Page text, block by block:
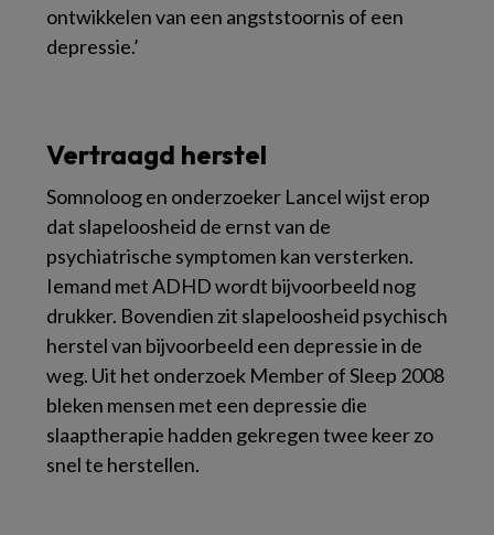
ontwikkelen van een angststoornis of een
depressie.’
Vertraagd herstel
Somnoloog en onderzoeker Lancel wijst erop
dat slapeloosheid de ernst van de
psychiatrische symptomen kan versterken.
Iemand met ADHD wordt bijvoorbeeld nog
drukker. Bovendien zit slapeloosheid psychisch
herstel van bijvoorbeeld een depressie in de
weg. Uit het onderzoek Member of Sleep 2008
bleken mensen met een depressie die
slaaptherapie hadden gekregen twee keer zo
snel te herstellen.